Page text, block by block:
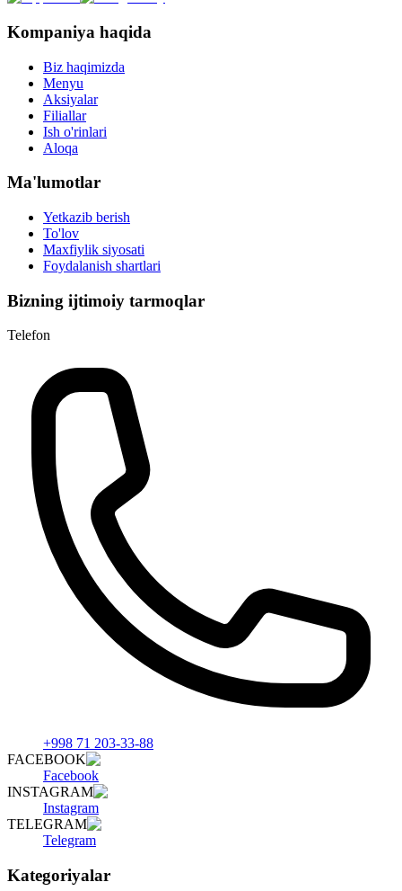
Kompaniya haqida
Biz haqimizda
Menyu
Aksiyalar
Filiallar
Ish o'rinlari
Aloqa
Ma'lumotlar
Yetkazib berish
To'lov
Maxfiylik siyosati
Foydalanish shartlari
Bizning ijtimoiy tarmoqlar
Telefon
+998 71 203-33-88
FACEBOOK
Facebook
INSTAGRAM
Instagram
TELEGRAM
Telegram
Kategoriyalar